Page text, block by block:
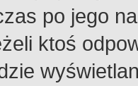
po jego
ktoś